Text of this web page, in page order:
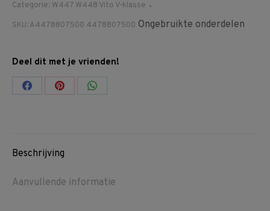
Categorie: W447 W448 Vito V-klasse
SKU:A4478807500 4478807500 Ongebruikte onderdelen
Deel dit met je vrienden!
Share Share Share
Beschrijving
Aanvullende informatie